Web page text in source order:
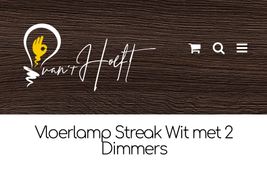
Ga
naar
inhoud
Vloerlamp Streak Wit met 2
Dimmers